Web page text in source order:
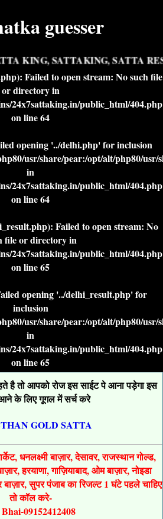
guesser
KING, SATTAKING, SATTA
Failed to open stream: No such file
or directory in
24x7sattaking.in/public_html/404.php
on line64
opening '../delhi.php' for inclusion
usr/share/pear:/opt/alt/php80/
in
24x7sattaking.in/public_html/404.php
on line64
Failed to open stream: No
file or directory in
24x7sattaking.in/public_html/404.php
on line65
opening '../delhi_result.php' for
inclusion
usr/share/pear:/opt/alt/php80/
in
24x7sattaking.in/public_html/404.php
on line65
है तो आपको रोज इस साईट पे आना पड़ेगा इस
के लिए गूगल में सर्च करे
GOLD SATTA
धनलक्ष्मी बाज़ार, देसावर, राजस्थान गोल्ड,
हरयाणा, गाज़ियाबाद, ओम बाज़ार, नोइडा
बाज़ार, सुपर पंजाब का रिजल्ट 1 घंटे पहले चाहिए
तो कॉल करे-
09152412408